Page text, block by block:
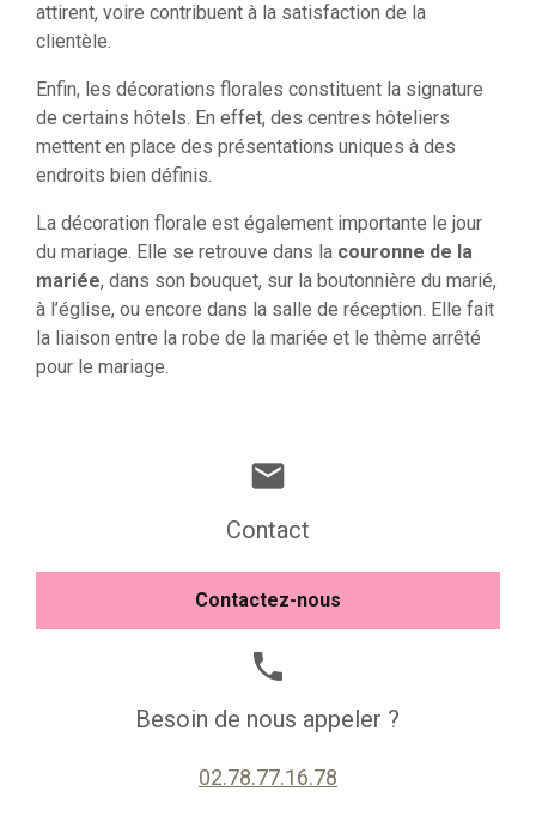
attirent, voire contribuent à la satisfaction de la
clientèle.
Enfin, les décorations florales constituent la signature
de certains hôtels. En effet, des centres hôteliers
mettent en place des présentations uniques à des
endroits bien définis.
La décoration florale est également importante le jour
du mariage. Elle se retrouve dans la couronne de la
mariée, dans son bouquet, sur la boutonnière du marié,
à l’église, ou encore dans la salle de réception. Elle fait
la liaison entre la robe de la mariée et le thème arrêté
pour le mariage.
mail
Contact
Contactez-nous
phone
Besoin de nous appeler ?
02.78.77.16.78